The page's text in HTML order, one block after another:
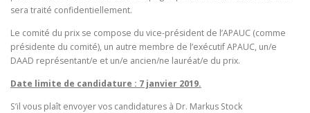
sera traité confidentiellement.
Le comité du prix se compose du vice-président de l’APAUC (comme
présidente du comité), un autre membre de l’exécutif APAUC, un/e
DAAD représentant/e et un/e ancien/ne lauréat/e du prix.
Date limite de candidature : 7 janvier 2019.
S’il vous plaît envoyer vos candidatures à Dr. Markus Stock